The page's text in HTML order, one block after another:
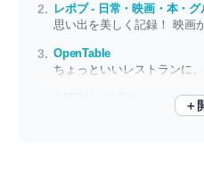
OpenTable
＋